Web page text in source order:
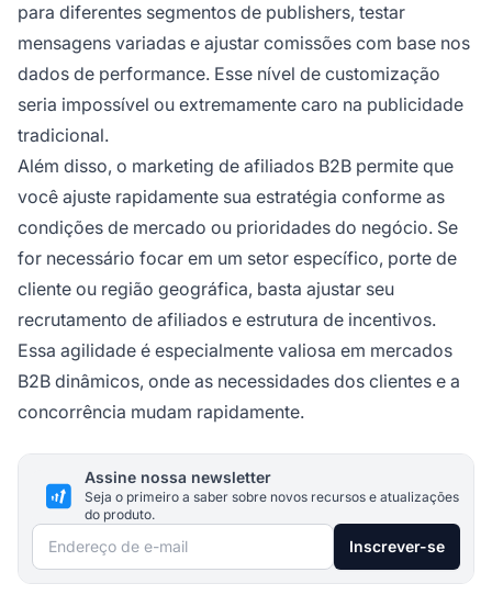
para diferentes segmentos de publishers, testar
mensagens variadas e ajustar comissões com base nos
dados de performance. Esse nível de customização
seria impossível ou extremamente caro na publicidade
tradicional.
Além disso, o marketing de afiliados B2B permite que
você ajuste rapidamente sua estratégia conforme as
condições de mercado ou prioridades do negócio. Se
for necessário focar em um setor específico, porte de
cliente ou região geográfica, basta ajustar seu
recrutamento de afiliados e estrutura de incentivos.
Essa agilidade é especialmente valiosa em mercados
B2B dinâmicos, onde as necessidades dos clientes e a
concorrência mudam rapidamente.
Assine nossa newsletter
Seja o primeiro a saber sobre novos recursos e atualizações
do produto.
Endereço de e-mail Inscrever-se